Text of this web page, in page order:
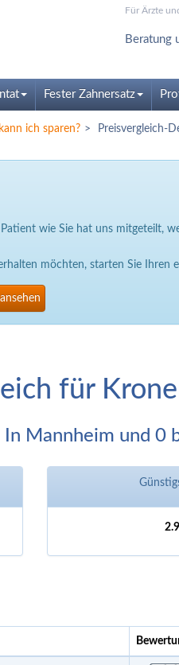
Für Ärzte
Beratung
Fester Zahnersatz
ich sparen? Preisvergleich-
wie Sie hat uns mitgeteilt,
möchten, starten Sie Ihren
für
In Mannheim und 0